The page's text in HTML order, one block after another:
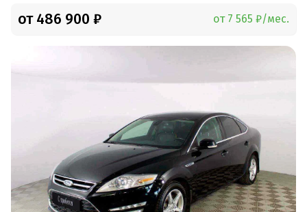
от 486 900 ₽ от 7 565 ₽/мес.